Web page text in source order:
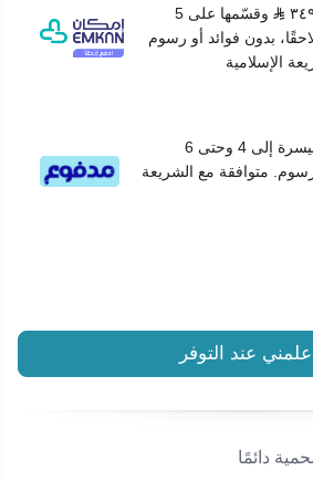
وقسّمها على 5
بدون فوائد أو رسوم
الإسلامية
قسم دفعاتك بطريقة ميسرة إلى 4 وحتى 6
متوافقة مع الشريعة
اعلمني عند التوفر
دائمًا